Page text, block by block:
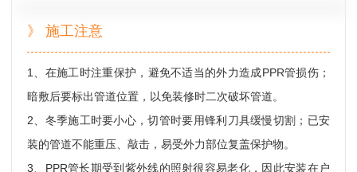
》 施工注意
1、在施工时注重保护，避免不适当的外力造成PPR管损伤；
暗敷后要标出管道位置，以免装修时二次破坏管道。
2、冬季施工时要小心，切管时要用锋利刀具缓慢切割；已安
装的管道不能重压、敲击，易受外力部位复盖保护物。
3、PPR管长期受到紫外线的照射很容易老化，因此安装在户